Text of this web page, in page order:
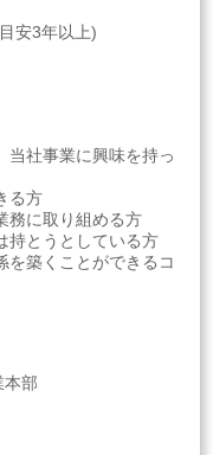
安3年以上)
当社事業に興味を持っ
る方
務に取り組める方
持とうとしている方
を築くことができるコ
本部